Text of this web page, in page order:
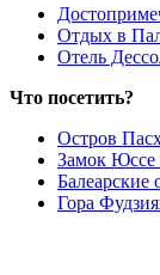
Отдых в
Отель
Что посетить?
Остров
Замок Юссе
Балеарские
Гора